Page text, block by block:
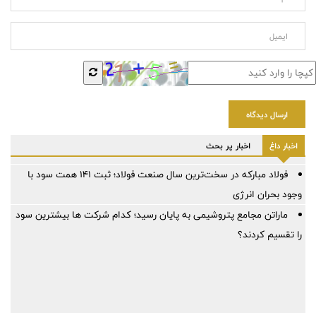
ارسال دیدگاه
اخبار داغ اخبار پر بحث
فولاد مبارکه در سخت‌ترین سال صنعت فولاد؛ ثبت ۱۴۱ همت سود با
وجود بحران انرژی
ماراتن مجامع پتروشیمی به پایان رسید؛ کدام شرکت ها بیشترین سود
را تقسیم کردند؟